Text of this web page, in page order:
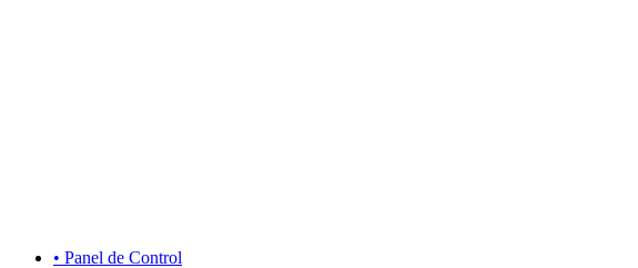
• Panel de Control